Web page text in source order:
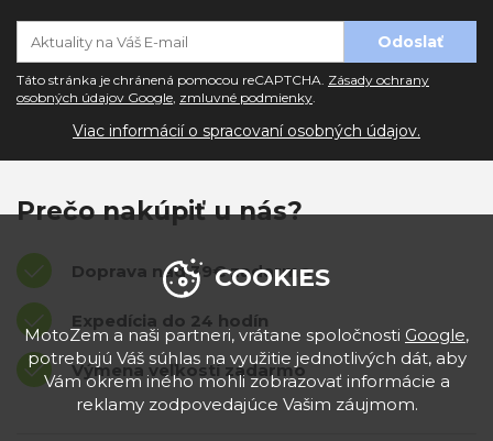
Táto stránka je chránená pomocou reCAPTCHA. Zásady ochrany
osobných údajov Google zmluvné podmienky
Viac informácií o spracovaní osobných údajov.
Prečo nakúpiť u nás?
Doprava nad 39€ zadarmo
Expedícia do 24 hodín
Výmena veľkostí zadarmo
COOKIES
MotoZem a naši partneri, vrátane spoločnosti Google,
potrebujú Váš súhlas na využitie jednotlivých dát, aby
Vám okrem iného mohli zobrazovať informácie a
reklamy zodpovedajúce Vašim záujmom.